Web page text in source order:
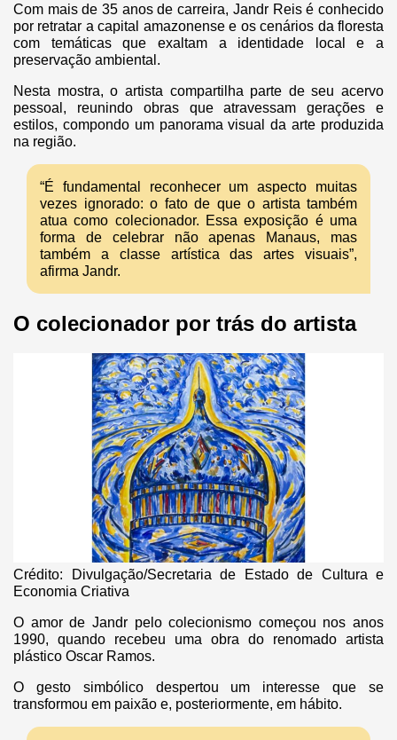
Com mais de 35 anos de carreira, Jandr Reis é conhecido
por retratar a capital amazonense e os cenários da floresta
com temáticas que exaltam a identidade local e a
preservação ambiental.
Nesta mostra, o artista compartilha parte de seu acervo
pessoal, reunindo obras que atravessam gerações e
estilos, compondo um panorama visual da arte produzida
na região.
“É fundamental reconhecer um aspecto muitas
vezes ignorado: o fato de que o artista também
atua como colecionador. Essa exposição é uma
forma de celebrar não apenas Manaus, mas
também a classe artística das artes visuais”,
afirma Jandr.
O colecionador por trás do artista
Crédito: Divulgação/Secretaria de Estado de Cultura e
Economia Criativa
O amor de Jandr pelo colecionismo começou nos anos
1990, quando recebeu uma obra do renomado artista
plástico Oscar Ramos.
O gesto simbólico despertou um interesse que se
transformou em paixão e, posteriormente, em hábito.